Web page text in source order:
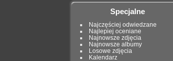
Specjalne
Najczęściej odwiedzane
Najlepiej oceniane
Najnowsze zdjęcia
Najnowsze albumy
Losowe zdjęcia
Kalendarz